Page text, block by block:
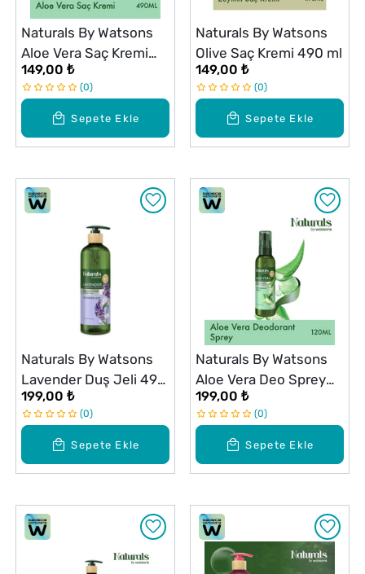
Sepete Ekle
Naturals By Watsons
Aloe Vera Saç Kremi
490 ml
149,00 ₺
0
Sepete Ekle
Naturals By Watsons
Olive Saç Kremi 490 ml
149,00 ₺
0
Sepete Ekle
Naturals By Watsons
Lavender Duş Jeli 490
ml
199,00 ₺
0
Sepete Ekle
Naturals By Watsons
Aloe Vera Deo Sprey
120 ml
199,00 ₺
0